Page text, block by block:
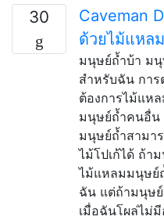
30
Caveman
ด้วยไม้แหล
มนุษย์ถ้ำบ้า ม
สำหรับฉัน กา
ต้องการไม้แห
มนุษย์ถ้ำคนอื่น
มนุษย์ถ้ำสามา
ไม้โปเก้ได้ ถ้า
ไม้แหลมมนุษย์
ฉัน แต่ถ้ามนุษ
เมื่อฉันโผล่ไม่